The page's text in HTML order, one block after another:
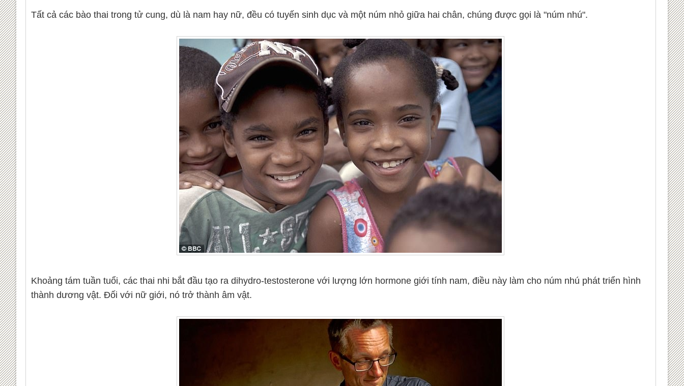
Tất cả các bào thai trong tử cung, dù là nam hay nữ, đều có tuyến sinh dục và một núm nhỏ giữa hai chân, chúng được gọi là "núm nhú".
Khoảng tám tuần tuổi, các thai nhi bắt đầu tạo ra dihydro-testosterone với lượng lớn hormone giới tính nam, điều này làm cho núm nhú phát triển hình
thành dương vật. Đối với nữ giới, nó trở thành âm vật.